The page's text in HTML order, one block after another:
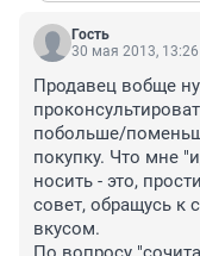
Гость
30 мая 2013, 13:26
Продавец вобще
побольше/
покупку. Что мне
носить - это,
совет, обращусь к
вкусом.